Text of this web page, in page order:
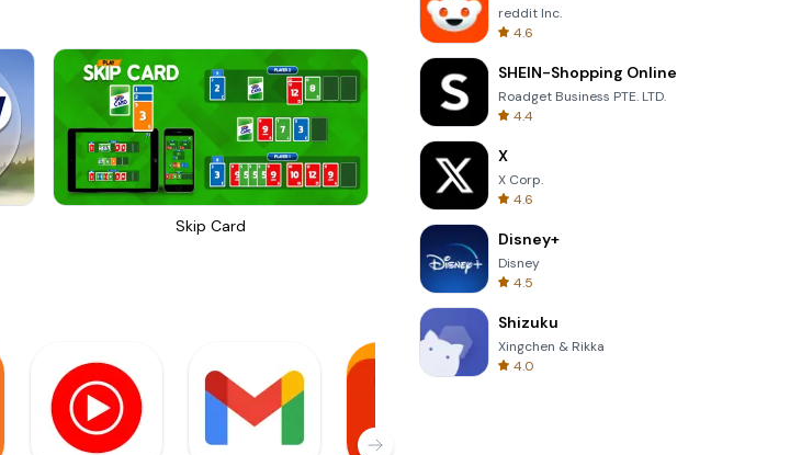
Skip Card 8 Ball Billiards Classic
reddit Inc.
4.6
SHEIN-Shopping Online
Roadget Business PTE. LTD.
4.4
X
X Corp.
4.6
Disney+
Disney
4.5
Shizuku
Xingchen & Rikka
4.0